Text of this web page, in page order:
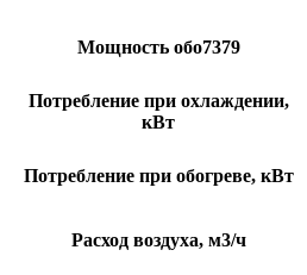
Мощность обо7379
Потребление при охлаждении,
кВт
Потребление при обогреве, кВт
Расход воздуха, м3/ч